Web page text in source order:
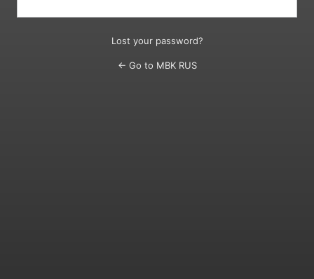
Lost your password?
← Go to MBK RUS